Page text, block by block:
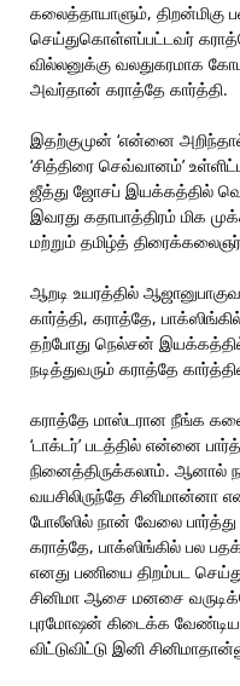
கலைத்தாயாளும், திறன்மிகு
செய்துகொள்ளப்பட்டவர்
வில்லனுக்கு வலதுகரமாக
அவர்தான் கராத்தே கார்த்தி.
இதற்குமுன் ‘என்னை
‘சித்திரை செவ்வானம்’
ஜீத்து ஜோசப் இயக்கத்தில்
இவரது கதாபாத்திரம் மிக
மற்றும் தமிழ்த்
ஆறடி உயரத்தில்
கார்த்தி, கராத்தே,
தற்போது நெல்சன் இயக்கத்தில்
நடித்துவரும் கராத்தே
கராத்தே மாஸ்டரான நீங்க
‘டாக்டர்’ படத்தில் என்னை
நினைத்திருக்கலாம். ஆனால்
வயசிலிருந்தே சினிமான்னா
போலீஸில் நான் வேலை
கராத்தே, பாக்ஸிங்கில் பல
எனது பணியை திறம்பட
சினிமா ஆசை மனசை
புரமோஷன் கிடைக்க
விட்டுவிட்டு இனி